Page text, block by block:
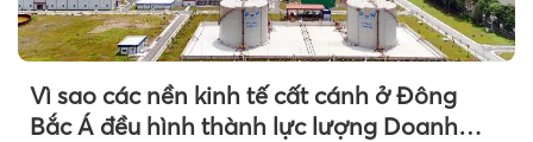
Vì sao các nền kinh tế cất cánh ở Đông
Bắc Á đều hình thành lực lượng Doanh